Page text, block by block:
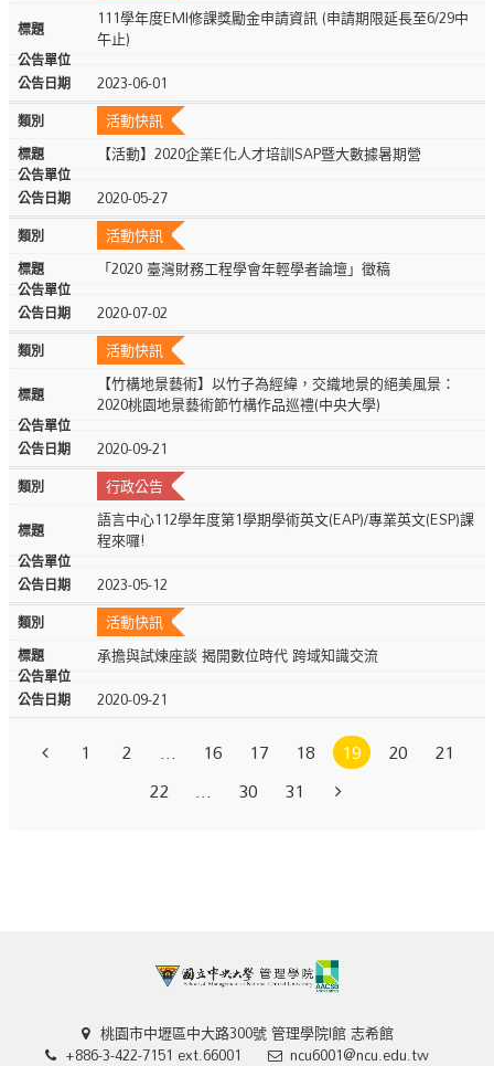
111學年度EMI修課獎勵金申請資訊 (申請期限延長至6/29中
午止)
2023-06-01
活動快訊
【活動】2020企業E化人才培訓SAP暨大數據暑期營
2020-05-27
活動快訊
「2020 臺灣財務工程學會年輕學者論壇」徵稿
2020-07-02
活動快訊
【竹構地景藝術】以竹子為經緯，交織地景的絕美風景：
2020桃園地景藝術節竹構作品巡禮(中央大學)
2020-09-21
行政公告
語言中心112學年度第1學期學術英文(EAP)/專業英文(ESP)課
程來囉!
2023-05-12
活動快訊
承擔與試煉座談 揭開數位時代 跨域知識交流
2020-09-21
1 2 ... 16 17 18 19 20
21
22
... 30 31
桃園市中壢區中大路300號 管理學院I館 志希館
+886-3-422-7151 ext.66001 ncu6001@ncu.edu.tw